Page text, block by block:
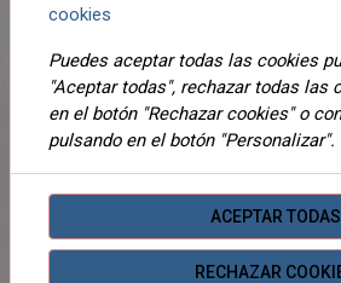
ADJUNTOS
OPINIONES
Set de gorro y bufanda a juego.
frío más extremo sin perder
100% poliéster
cookies
Puedes aceptar todas las cookies
"Aceptar todas", rechazar todas las
en el botón "Rechazar cookies" o
pulsando en el botón "Personalizar".
ACEPTAR TODAS
RECHAZAR